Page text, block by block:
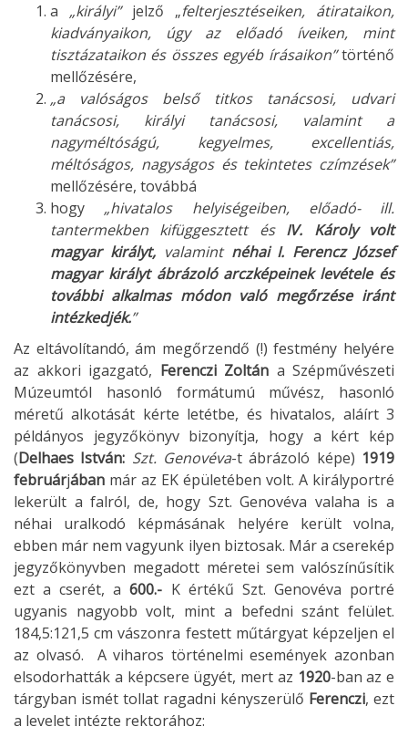
a „királyi”jelző „felterjesztéseiken, átirataikon,
kiadványaikon, úgy az előadó íveiken, mint
tisztázataikon és összes egyéb írásaikon”történő
mellőzésére,
„a valóságos belső titkos tanácsosi, udvari
tanácsosi, királyi tanácsosi, valamint a
nagyméltóságú, kegyelmes, excellentiás,
méltóságos, nagyságos és tekintetes czímzések”
mellőzésére, továbbá
hogy „hivatalos helyiségeiben, előadó- ill.
tantermekben kifüggesztett és IV. Károly volt
magyar királyt,valamint néhai I. Ferencz József
magyar királyt ábrázoló arczképeinek levétele és
további alkalmas módon való megőrzése iránt
intézkedjék.”
Az eltávolítandó, ám megőrzendő (!) festmény helyére
az akkori igazgató, Ferenczi Zoltán a Szépművészeti
Múzeumtól hasonló formátumú művész, hasonló
méretű alkotását kérte letétbe, és hivatalos, aláírt 3
példányos jegyzőkönyv bizonyítja, hogy a kért kép
(Delhaes István: Szt. Genovéva-t ábrázoló képe) 1919
februárjában már az EK épületében volt. A királyportré
lekerült a falról, de, hogy Szt. Genovéva valaha is a
néhai uralkodó képmásának helyére került volna,
ebben már nem vagyunk ilyen biztosak. Már a cserekép
jegyzőkönyvben megadott méretei sem valószínűsítik
ezt a cserét, a600.- K értékű Szt. Genovéva portré
ugyanis nagyobb volt, mint a befedni szánt felület.
184,5:121,5 cm vászonra festett műtárgyat képzeljen el
az olvasó. A viharos történelmi események azonban
elsodorhatták a képcsere ügyét, mert az 1920-ban az e
tárgyban ismét tollat ragadni kényszerülő Ferenczi, ezt
a levelet intézte rektorához: